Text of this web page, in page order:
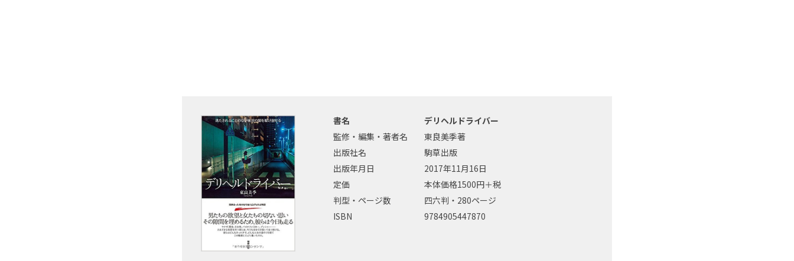
書名
デリヘルドライバー
監修・編集・著者名
東良美季著
出版社名
駒草出版
出版年月日
2017年11月16日
定価
本体価格1500円＋税
判型・ページ数
四六判・280ページ
ISBN
9784905447870